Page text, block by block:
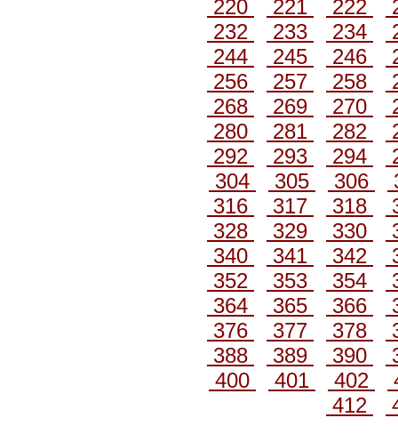
220
221 222
232
233 234
244
245 246
256
257 258
268
269 270
280
281 282
292
293 294
304
305 306
316
317 318
328
329 330
340
341 342
352
353 354
364
365 366
376
377 378
388
389 390
400
401 402
412